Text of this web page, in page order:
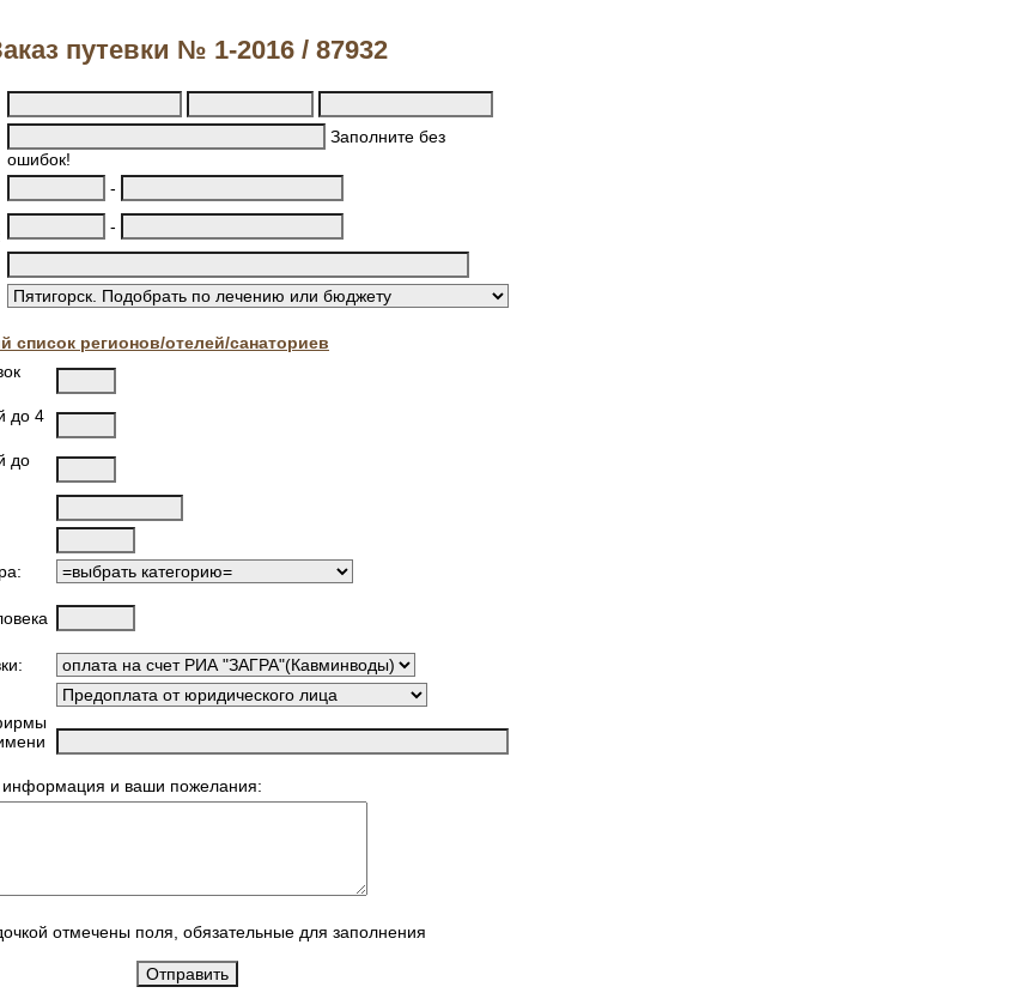
путевки № 1-2016 / 87932
Заполните без
ошибок!
-
-
список регионов/отелей/санаториев
до 4
до
информация и ваши пожелания:
отмечены поля, обязательные для заполнения